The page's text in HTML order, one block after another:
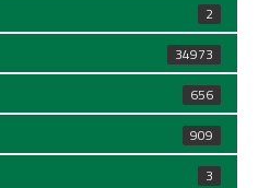
2
34973
656
909
3